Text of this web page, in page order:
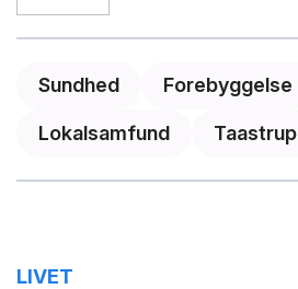
Sundhed Forebyggelse
Lokalsamfund Taastrup
LIVET